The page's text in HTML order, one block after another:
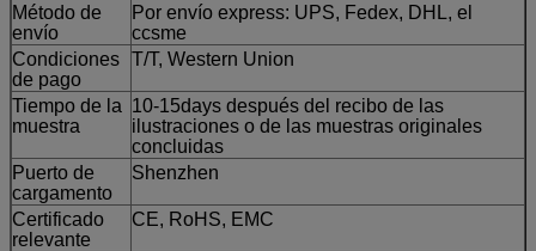
Método de
envío
Por envío express: UPS, Fedex, DHL, el
ccsme
Condiciones
de pago
T/T, Western Union
Tiempo de la
muestra
10-15days después del recibo de las
ilustraciones o de las muestras originales
concluidas
Puerto de
cargamento
Shenzhen
Certificado
relevante
CE, RoHS, EMC